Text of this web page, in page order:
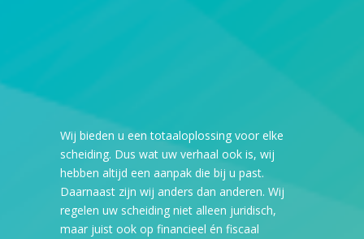
Wij bieden u een totaaloplossing voor elke
scheiding. Dus wat uw verhaal ook is, wij
hebben altijd een aanpak die bij u past.
Daarnaast zijn wij anders dan anderen. Wij
regelen uw scheiding niet alleen juridisch,
maar juist ook op financieel én fiscaal